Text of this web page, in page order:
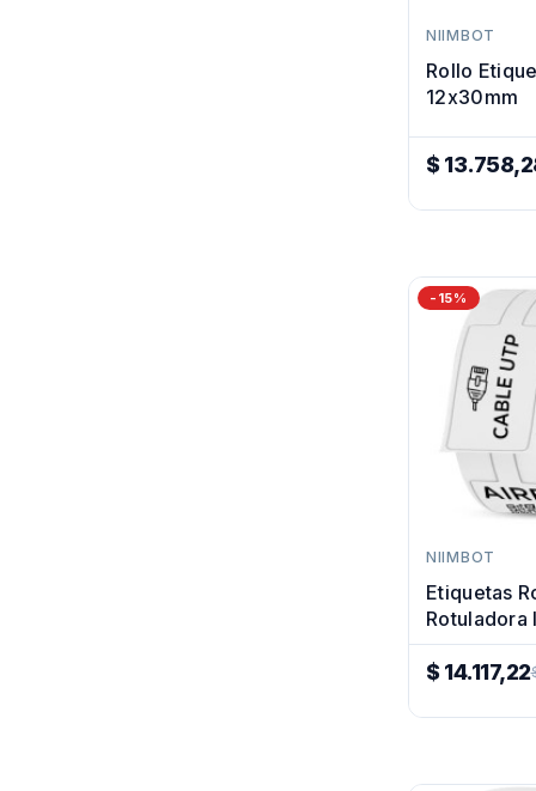
NIIMBOT
Rollo
12x30mm
$
Precio
Regular
-15%
NIIMBOT
Etiquetas
Rotuladora
Termica
Cable
$ 14.117,22
Precio
Regular